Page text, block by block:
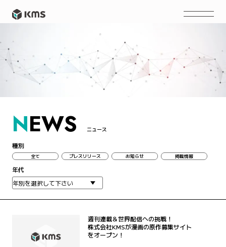
NEWS ニュース
種別
全て プレスリリース お知らせ 掲載情報
年代
週刊連載＆世界配信への挑戦！
株式会社KMSが漫画の原作募集サイト
をオープン！